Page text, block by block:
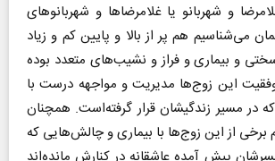
و شهربانو یا غلامرضاها و شهربانوهای
می‌شناسیم هم پر از بالا و پایین کم و زیاد
و بیماری و فراز و نشیب‌های متعدد بوده
این زوج‌ها مدیریت و مواجهه درست با
مسیر زندگیشان قرار گرفته‌است. همچنان
از این زوج‌ها با بیماری و چالش‌هایی که